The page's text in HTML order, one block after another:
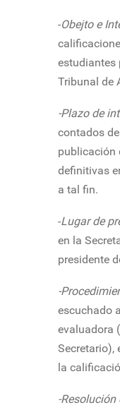
-Obejto e
estudiantes
Tribunal de
-Plazo de
contados
publicación
definitivas
a tal fin.
-Lugar de
en la
presidente
-
escuchado
evaluadora
Secretario),
la
-Resolución